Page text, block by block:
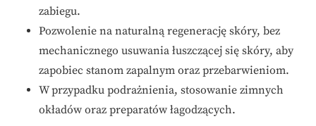
zabiegu.
Pozwolenie na naturalną regenerację skóry, bez
mechanicznego usuwania łuszczącej się skóry, aby
zapobiec stanom zapalnym oraz przebarwieniom.
W przypadku podrażnienia, stosowanie zimnych
okładów oraz preparatów łagodzących.